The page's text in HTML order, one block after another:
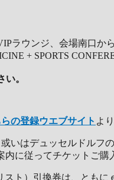
ラウンジ、会場南口か
+ SPORTS
。
の登録ウエブサイト よ
いはデュッセルドルフ
内に従ってチケットご購
ト）引換券は、とも